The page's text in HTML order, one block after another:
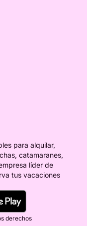
para alquilar,
catamaranes,
líder de
tus vacaciones
derechos